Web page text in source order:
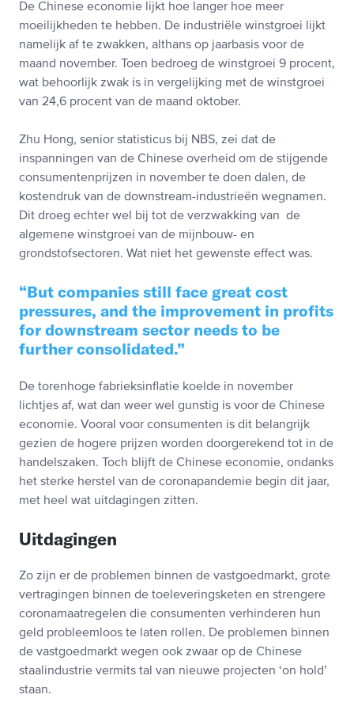
De Chinese economie lijkt hoe langer hoe meer
moeilijkheden te hebben. De industriële winstgroei lijkt
namelijk af te zwakken, althans op jaarbasis voor de
maand november. Toen bedroeg de winstgroei 9 procent,
wat behoorlijk zwak is in vergelijking met de winstgroei
van 24,6 procent van de maand oktober.
Zhu Hong, senior statisticus bij NBS, zei dat de
inspanningen van de Chinese overheid om de stijgende
consumentenprijzen in november te doen dalen, de
kostendruk van de downstream-industrieën wegnamen.
Dit droeg echter wel bij tot de verzwakking van de
algemene winstgroei van de mijnbouw- en
grondstofsectoren. Wat niet het gewenste effect was.
But companies still face great cost
pressures, and the improvement in profits
for downstream sector needs to be
further consolidated.
De torenhoge fabrieksinflatie koelde in november
lichtjes af, wat dan weer wel gunstig is voor de Chinese
economie. Vooral voor consumenten is dit belangrijk
gezien de hogere prijzen worden doorgerekend tot in de
handelszaken. Toch blijft de Chinese economie, ondanks
het sterke herstel van de coronapandemie begin dit jaar,
met heel wat uitdagingen zitten.
Uitdagingen
Zo zijn er de problemen binnen de vastgoedmarkt, grote
vertragingen binnen de toeleveringsketen en strengere
coronamaatregelen die consumenten verhinderen hun
geld probleemloos te laten rollen. De problemen binnen
de vastgoedmarkt wegen ook zwaar op de Chinese
staalindustrie vermits tal van nieuwe projecten ‘on hold’
staan.